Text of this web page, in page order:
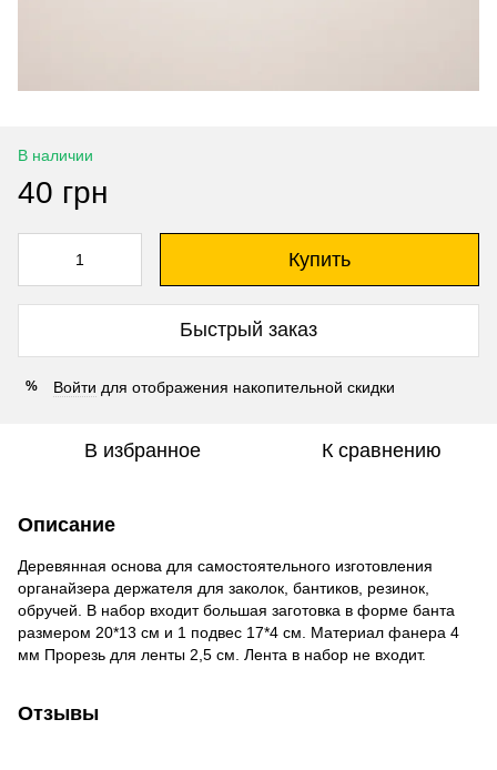
В наличии
40 грн
Купить
Быстрый заказ
% Войти для отображения накопительной скидки
В избранное К сравнению
Описание
Деревянная основа для самостоятельного изготовления
органайзера держателя для заколок, бантиков, резинок,
обручей. В набор входит большая заготовка в форме банта
размером 20*13 см и 1 подвес 17*4 см. Материал фанера 4
мм Прорезь для ленты 2,5 см. Лента в набор не входит.
Отзывы